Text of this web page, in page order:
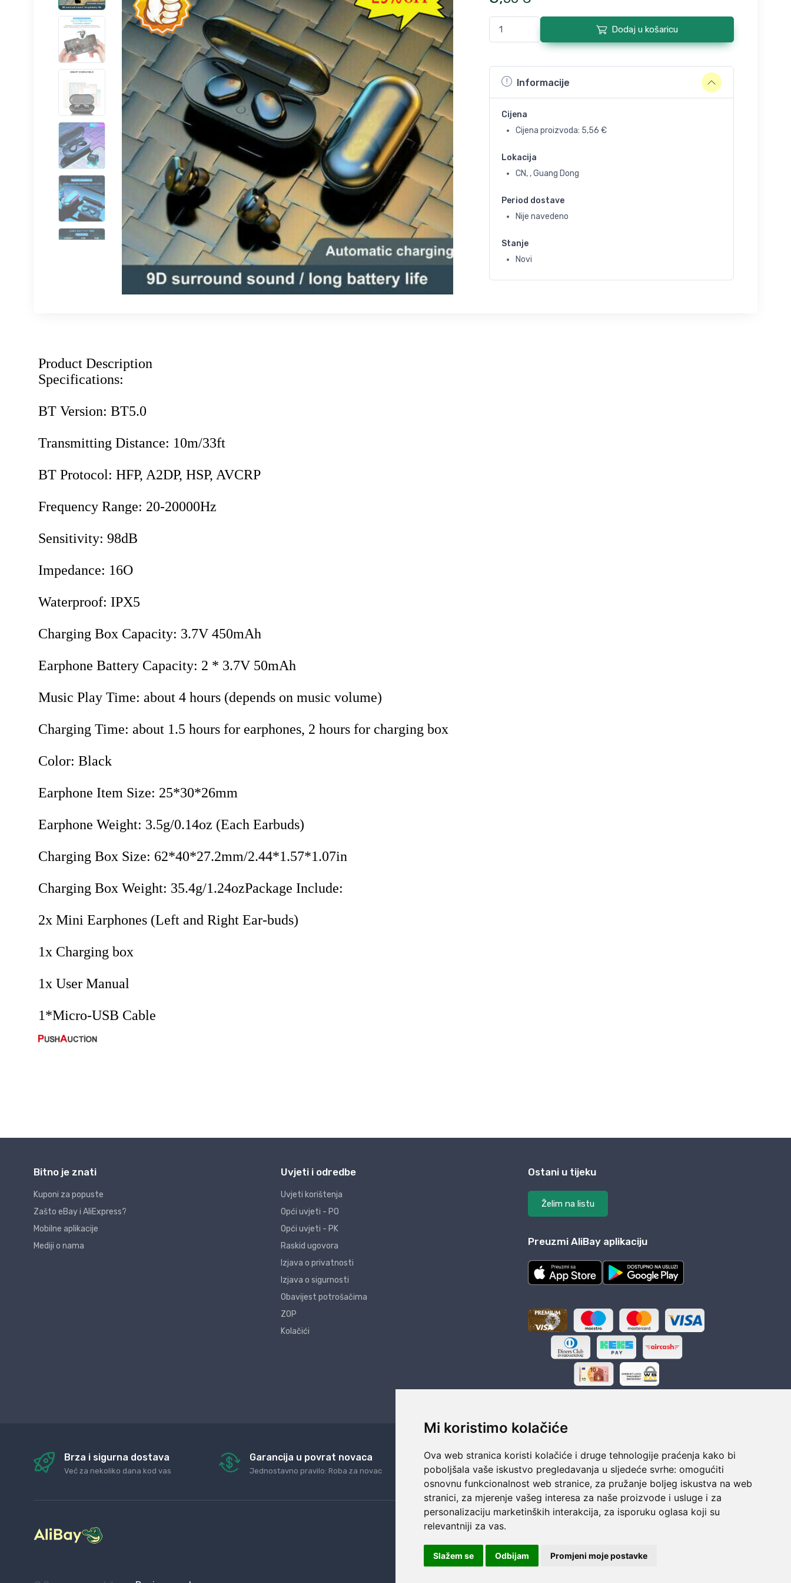
Mi koristimo kolačiće
Ova web stranica koristi kolačiće i druge tehnologije praćenja kako bi
poboljšala vaše iskustvo pregledavanja u sljedeće svrhe: omogućiti
osnovnu funkcionalnost web stranice, za pružanje boljeg iskustva na web
stranici, za mjerenje vašeg interesa za naše proizvode i usluge i za
personalizaciju marketinških interakcija, za isporuku oglasa koji su
relevantniji za vas.
Slažem se Odbijam Promjeni moje postavke
Dodaj u košaricu
Informacije
Cijena
Cijena proizvoda: 5,56 €
Lokacija
CN, , Guang Dong
Period dostave
Nije navedeno
Stanje
Novi
Bitno je znati
Kuponi za popuste
Zašto eBay i AliExpress?
Mobilne aplikacije
Mediji o nama
Uvjeti i odredbe
Uvjeti korištenja
Opći uvjeti - PO
Opći uvjeti - PK
Raskid ugovora
Izjava o privatnosti
Izjava o sigurnosti
Obavijest potrošačima
ZOP
Kolačići
Ostani u tijeku
Želim na listu
Preuzmi AliBay aplikaciju
Brza i sigurna dostava
Već za nekoliko dana kod vas
Garancija u povrat novaca
Jednostavno pravilo: Roba za novac
24/7 odlična podrška
Naši agenti uvijek na raspolaganju
Sigurno obročno plaćanje
Do 24 rata bez kamata